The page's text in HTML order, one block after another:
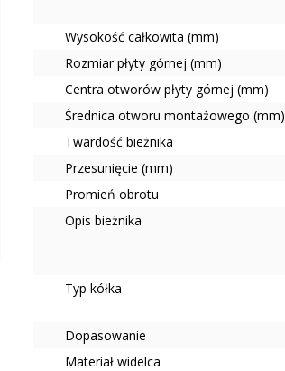
Wysokość całkowita (mm)
Rozmiar płyty górnej (mm)
Centra otworów płyty górnej (mm)
Średnica otworu montażowego (mm)
Twardość bieżnika
Przesunięcie (mm)
Promień obrotu
Opis bieżnika
Typ kółka
Dopasowanie
Materiał widelca